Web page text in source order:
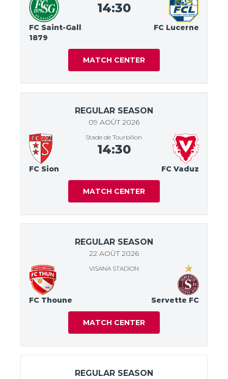
FC Saint-Gall
1879
14:30
FC Lucerne
MATCH CENTER
REGULAR SEASON
09 AOÛT 2026
FC Sion
Stade de Tourbillon
14:30
FC Vaduz
MATCH CENTER
REGULAR SEASON
22 AOÛT 2026
FC Thoune
VISANA STADION
Servette FC
MATCH CENTER
REGULAR SEASON